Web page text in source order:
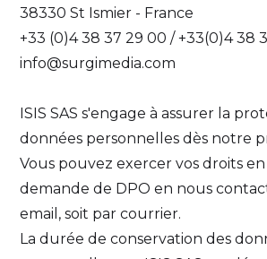
38330 St Ismier - France
+33 (0)4 38 37 29 00 / +33(0)4 38
info@surgimedia.com
ISIS SAS s'engage à assurer la
données personnelles dès notre
Vous pouvez exercer vos droits
demande de DPO en nous
email, soit par courrier.
La durée de conservation des